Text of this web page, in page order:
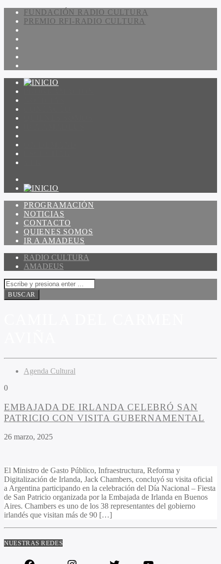
FUNDACIÓN RADIO CULTURA
PREMIO RFI-RADIO CULTURA
PROGRAMACIÓN
NOTICIAS
CONTACTO
QUIENES SOMOS
IR A AMADEUS
RADIO CULTURA
AMADEUS
Agenda Cultural
0
EMBAJADA DE IRLANDA CELEBRÓ SAN
PATRICIO CON VISITA GUBERNAMENTAL
26 marzo, 2025
El Ministro de Gasto Público, Infraestructura, Reforma y
Digitalización de Irlanda, Jack Chambers, concluyó su visita oficial
a Argentina participando en la celebración del Día Nacional – Fiesta
de San Patricio organizada por la Embajada de Irlanda en Buenos
Aires. Chambers es uno de los 38 representantes del gobierno
irlandés que visitan más de 90 […]
NUESTRAS REDES